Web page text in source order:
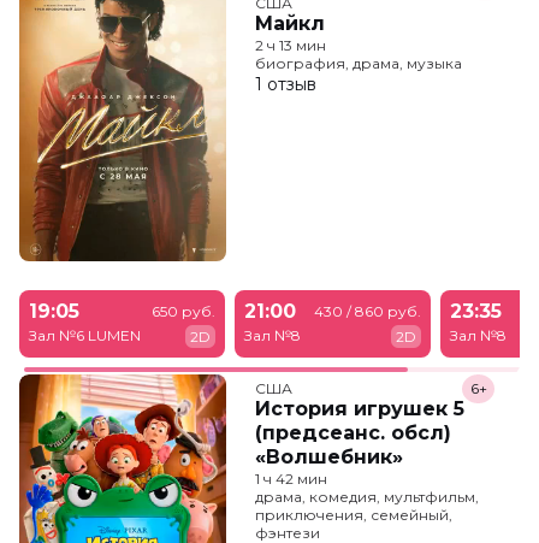
Майкл
2 ч 13 мин
биография, драма, музыка
1 отзыв
19:05
Зал №6 LUMEN
650 руб.
2D
21:00
Зал №8
430 / 860 руб.
2D
23:35
Зал №8
США
История игрушек 5
(предсеанс. обсл)
«Волшебник»
6+
1 ч 42 мин
драма, комедия, мультфильм,
приключения, семейный,
фэнтези